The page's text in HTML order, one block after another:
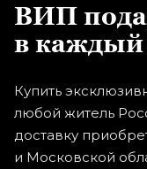
ВИП
в каждый
Купить
любой житель
доставку
и Московской